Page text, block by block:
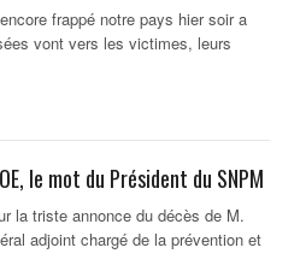
frappé notre pays hier soir a
vont vers les victimes, leurs
le mot du Président du SNPM
la triste annonce du décès de M.
adjoint chargé de la prévention et